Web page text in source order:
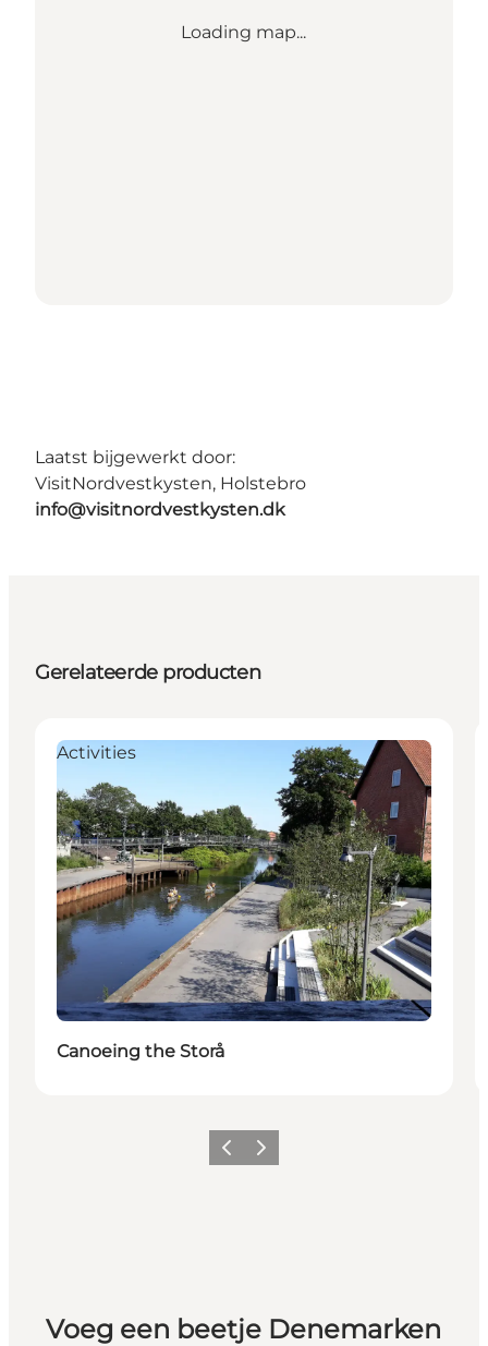
Loading map...
Laatst bijgewerkt door:
VisitNordvestkysten, Holstebro
info@visitnordvestkysten.dk
Gerelateerde producten
Activities
Canoeing the Storå
Vorige Volgende
Voeg een beetje Denemarken